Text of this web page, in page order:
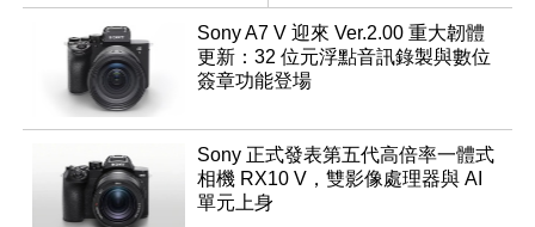
貨時間
機？
Sony A7 V 迎來 Ver.2.00 重大韌體
更新：32 位元浮點音訊錄製與數位
簽章功能登場
Sony 正式發表第五代高倍率一體式
相機 RX10 V，雙影像處理器與 AI
單元上身